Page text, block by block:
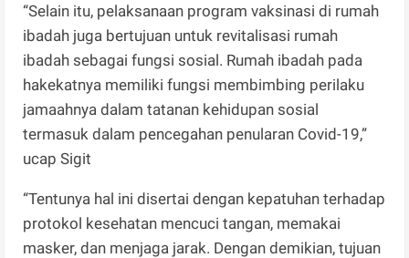
“Selain itu, pelaksanaan program vaksinasi di rumah
ibadah juga bertujuan untuk revitalisasi rumah
ibadah sebagai fungsi sosial. Rumah ibadah pada
hakekatnya memiliki fungsi membimbing perilaku
jamaahnya dalam tatanan kehidupan sosial
termasuk dalam pencegahan penularan Covid-19,”
ucap Sigit
“Tentunya hal ini disertai dengan kepatuhan terhadap
protokol kesehatan mencuci tangan, memakai
masker, dan menjaga jarak. Dengan demikian, tujuan